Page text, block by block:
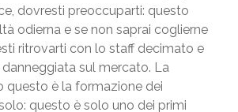
dovresti preoccuparti: questo
odierna e se non saprai coglierne
ritrovarti con lo staff decimato e
sul mercato. La
questo è la formazione dei
questo è solo uno dei primi